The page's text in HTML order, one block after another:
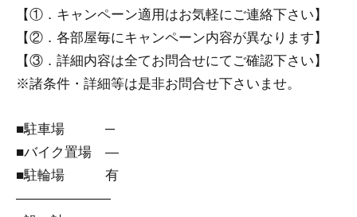
【①．キャンペーン適用はお気軽にご連絡下さい】
【②．各部屋毎にキャンペーン内容が異なります】
【③．詳細内容は全てお問合せにてご確認下さい】
※諸条件・詳細等は是非お問合せ下さいませ。
■駐車場 ─
■バイク置場 ―
■駐輪場 有
―――――――